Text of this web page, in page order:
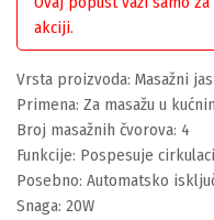
akciji.
Vrsta proizvoda: Masažni
Primena: Za masažu u
Broj masažnih čvorova: 4
Funkcije: Pospesuje
Posebno: Automatsko
Snaga: 20W